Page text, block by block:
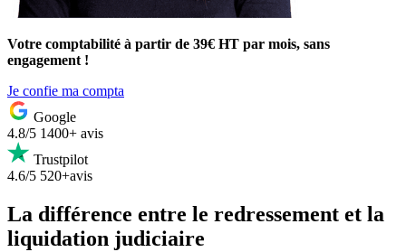
Votre comptabilité à partir de 39€ HT par mois, sans
engagement !
Je confie ma compta
Google
4.8/5 1400+ avis
Trustpilot
4.6/5 520+avis
La différence entre le redressement et la
liquidation judiciaire